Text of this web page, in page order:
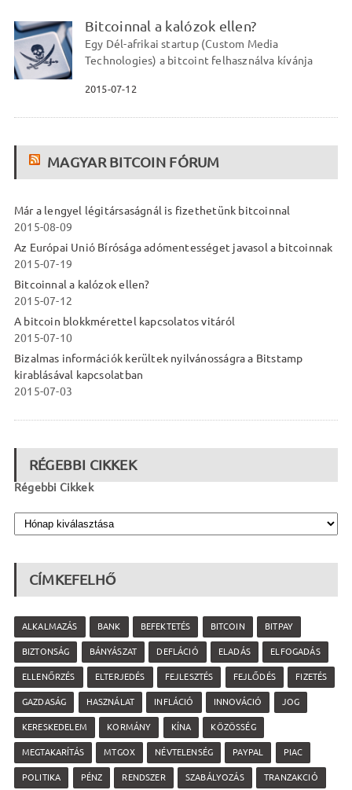
Bitcoinnal a kalózok ellen?
Egy Dél-afrikai startup (Custom Media
Technologies) a bitcoint felhasználva kívánja
2015-07-12
MAGYAR BITCOIN FÓRUM
Már a lengyel légitársaságnál is fizethetünk bitcoinnal
2015-08-09
Az Európai Unió Bírósága adómentességet javasol a bitcoinnak
2015-07-19
Bitcoinnal a kalózok ellen?
2015-07-12
A bitcoin blokkmérettel kapcsolatos vitáról
2015-07-10
Bizalmas információk kerültek nyilvánosságra a Bitstamp
kirablásával kapcsolatban
2015-07-03
RÉGEBBI CIKKEK
Régebbi Cikkek
CÍMKEFELHŐ
ALKALMAZÁS BANK BEFEKTETÉS BITCOIN BITPAY
BIZTONSÁG BÁNYÁSZAT DEFLÁCIÓ ELADÁS ELFOGADÁS
ELLENŐRZÉS ELTERJEDÉS FEJLESZTÉS FEJLŐDÉS FIZETÉS
GAZDASÁG HASZNÁLAT INFLÁCIÓ INNOVÁCIÓ JOG
KERESKEDELEM KORMÁNY KÍNA KÖZÖSSÉG
MEGTAKARÍTÁS MTGOX NÉVTELENSÉG PAYPAL PIAC
POLITIKA PÉNZ RENDSZER SZABÁLYOZÁS TRANZAKCIÓ